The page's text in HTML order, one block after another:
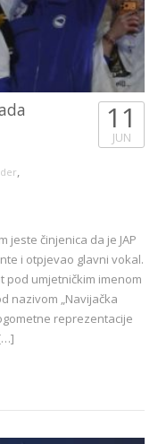
,
11
JUN
jeste činjenica da je JAP
i otpjevao glavni vokal.
pod umjetničkim imenom
nazivom „Navijačka
reprezentacije